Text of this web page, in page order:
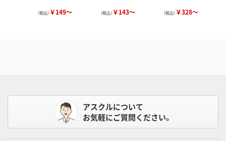
（税込） ￥149～ （税込） ￥143～ （税込） ￥328～
アスクルについて
お気軽にご質問ください。